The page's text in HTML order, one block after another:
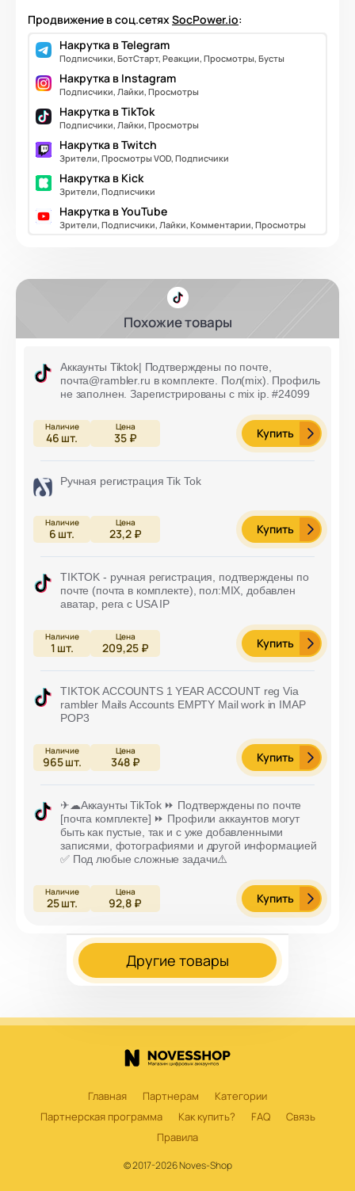
Продвижение в соц.сетяхSocPower.io:
Накрутка в Telegram
Подписчики, БотСтарт, Реакции, Просмотры, Бусты
Накрутка в Instagram
Подписчики, Лайки, Просмотры
Накрутка в TikTok
Подписчики, Лайки, Просмотры
Накрутка в Twitch
Зрители, Просмотры VOD, Подписчики
Накрутка в Kick
Зрители, Подписчики
Накрутка в YouTube
Зрители, Подписчики, Лайки, Комментарии, Просмотры
Похожие товары
Аккаунты Tiktok| Подтверждены по почте,
почта@rambler.ru в комплекте. Пол(mix). Профиль
не заполнен. Зарегистрированы с mix ip. #24099
46 шт. 35 ₽ Купить
Ручная регистрация Tik Tok
6 шт. 23,2 ₽ Купить
TIKTOK - ручная регистрация, подтверждены по
почте (почта в комплекте), пол:MIX, добавлен
аватар, рега с USA IP
1 шт. 209,25 ₽ Купить
TIKTOK ACCOUNTS 1 YEAR ACCOUNT reg Via
rambler Mails Accounts EMPTY Mail work in IMAP
POP3
965шт. 348 ₽ Купить
✈☁Аккаунты TikTok ⏩ Подтверждены по почте
[почта комплекте] ⏩ Профили аккаунтов могут
быть как пустые, так и с уже добавленными
записями, фотографиями и другой информацией
✅ Под любые сложные задачи⚠️
25шт. 92,8 ₽ Купить
Другие товары
Главная Партнерам
Категории
Партнерская программа
Как купить? FAQ
Связь
Правила
© 2017-2026 Noves-Shop